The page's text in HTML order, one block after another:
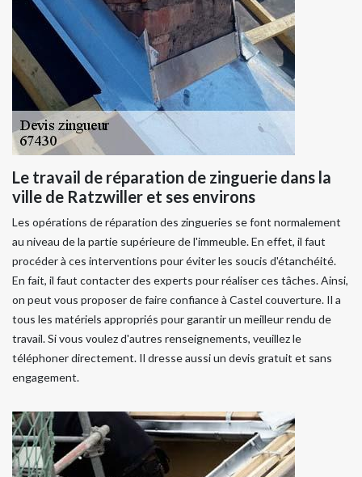
Le travail de réparation de zinguerie dans la
ville de Ratzwiller et ses environs
Les opérations de réparation des zingueries se font normalement
au niveau de la partie supérieure de l'immeuble. En effet, il faut
procéder à ces interventions pour éviter les soucis d'étanchéité.
En fait, il faut contacter des experts pour réaliser ces tâches. Ainsi,
on peut vous proposer de faire confiance à Castel couverture. Il a
tous les matériels appropriés pour garantir un meilleur rendu de
travail. Si vous voulez d'autres renseignements, veuillez le
téléphoner directement. Il dresse aussi un devis gratuit et sans
engagement.